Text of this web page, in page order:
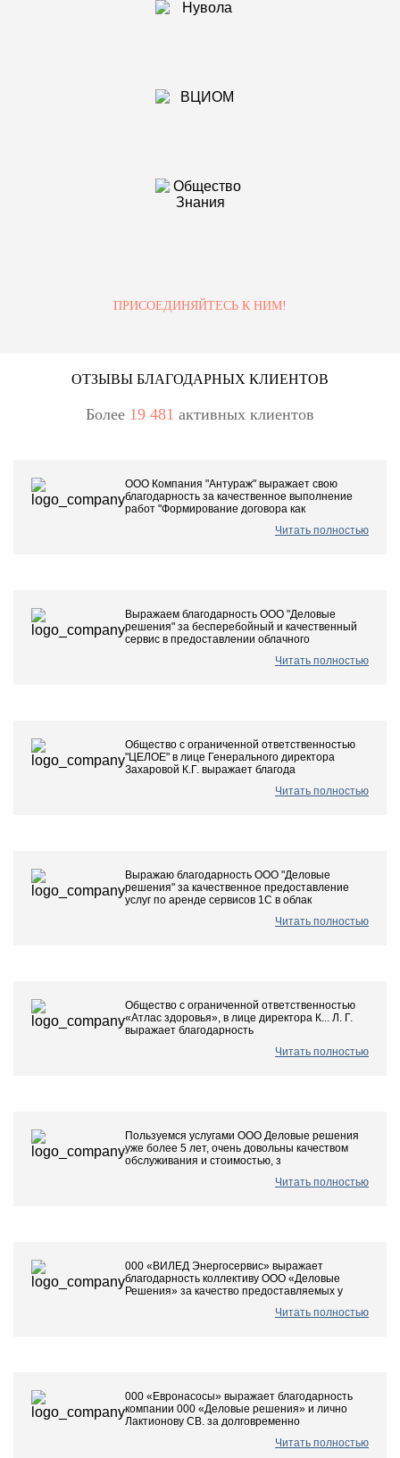
ПРИСОЕДИНЯЙТЕСЬ К НИМ!
ОТЗЫВЫ БЛАГОДАРНЫХ КЛИЕНТОВ
Более 19 481 активных клиентов
ООО Компания "Антураж" выражает свою
благодарность за качественное выполнение
работ "Формирование договора как
Читать полностью
Выражаем благодарность ООО "Деловые
решения" за бесперебойный и качественный
сервис в предоставлении облачного
Читать полностью
Общество с ограниченной ответственностью
"ЦЕЛОЕ" в лице Генерального директора
Захаровой К.Г. выражает благода
Читать полностью
Выражаю благодарность ООО "Деловые
решения" за качественное предоставление
услуг по аренде сервисов 1С в облак
Читать полностью
Общество с ограниченной ответственностью
«Атлас здоровья», в лице директора К... Л. Г.
выражает благодарность
Читать полностью
Пользуемся услугами ООО Деловые решения
уже более 5 лет, очень довольны качеством
обслуживания и стоимостью, з
Читать полностью
000 «ВИЛЕД Энергосервис» выражает
благодарность коллективу ООО «Деловые
Решения» за качество предоставляемых у
Читать полностью
000 «Евронасосы» выражает благодарность
компании 000 «Деловые решения» и лично
Лактионову СВ. за долговременно
Читать полностью